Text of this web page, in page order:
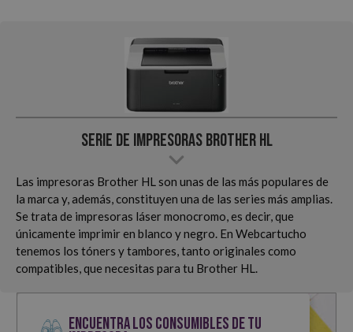
Serie de Impresoras Brother HL
Las impresoras Brother HL son unas de las más populares de
la marca y, además, constituyen una de las series más amplias.
Se trata de impresoras láser monocromo, es decir, que
únicamente imprimir en blanco y negro. En Webcartucho
tenemos los tóners y tambores, tanto originales como
compatibles, que necesitas para tu Brother HL.
ENCUENTRA LOS CONSUMIBLES DE TU